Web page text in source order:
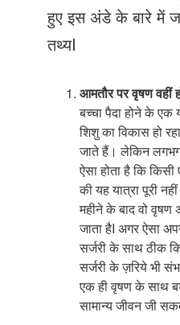
हुए इस अंडे के बारे में
तथ्यI
आमतौर पर वृषण वहीं
बच्चा पैदा होने के एक
शिशु का विकास हो
जाते हैं। लेकिन
ऐसा होता है कि
की यह यात्रा पूरी
महीने के बाद वो
जाता हैI अगर ऐसा
सर्जरी के साथ ठीक
सर्जरी के ज़रिये भी
एक ही वृषण के साथ
सामान्य जीवन जी